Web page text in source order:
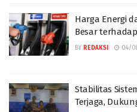
Harga Energi
Besar
BY REDAKSI 04/
Stabilitas
Terjaga,